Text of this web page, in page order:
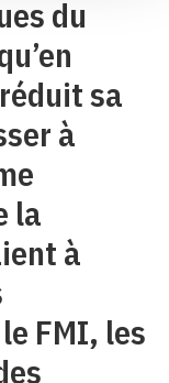
du
sa
à
la
à
FMI, les